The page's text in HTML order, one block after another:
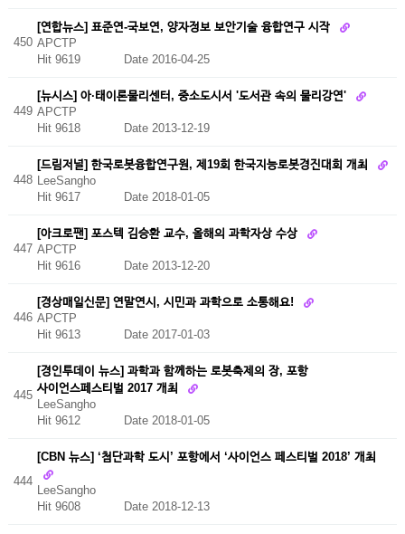
450
[연합뉴스] 표준연-국보연, 양자정보 보안기술 융합연구 시작
APCTP
Hit 9619
Date 2016-04-25
449
[뉴시스] 아·태이론물리센터, 중소도시서 '도서관 속의 물리강연'
APCTP
Hit 9618
Date 2013-12-19
448
[드림저널] 한국로봇융합연구원, 제19회 한국지능로봇경진대회 개최
LeeSangho
Hit 9617
Date 2018-01-05
447
[아크로팬] 포스텍 김승환 교수, 올해의 과학자상 수상
APCTP
Hit 9616
Date 2013-12-20
446
[경상매일신문] 연말연시, 시민과 과학으로 소통해요!
APCTP
Hit 9613
Date 2017-01-03
445
[경인투데이 뉴스] 과학과 함께하는 로봇축제의 장, 포항
사이언스페스티벌 2017 개최
LeeSangho
Hit 9612 Date 2018-01-05
444
[CBN 뉴스] ‘첨단과학 도시’ 포항에서 ‘사이언스 페스티벌 2018’ 개최
LeeSangho
Hit 9608 Date 2018-12-13